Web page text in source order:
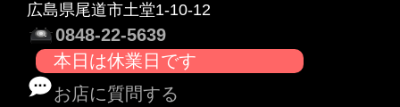
広島県尾道市土堂1-10-12
0848-22-5639
本日は休業日です
お店に質問する